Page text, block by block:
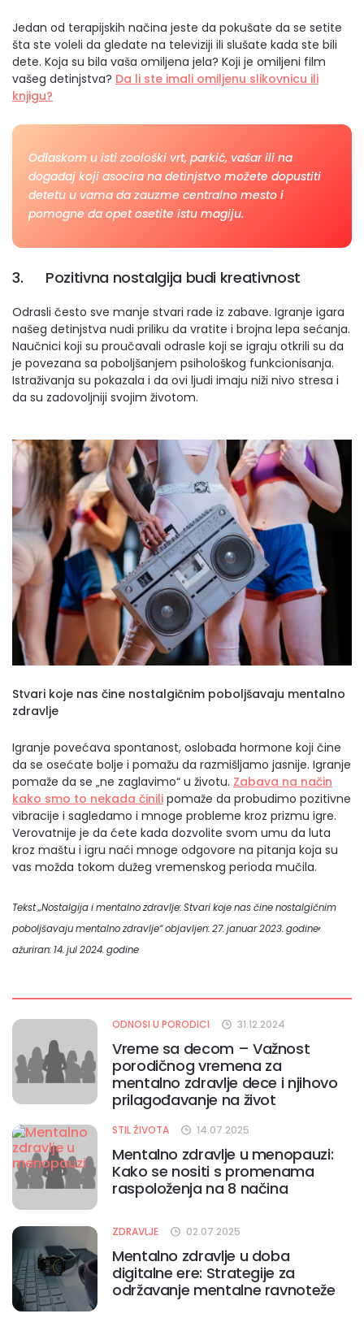
Jedan od terapijskih načina jeste da pokušate da se setite
šta ste voleli da gledate na televiziji ili slušate kada ste bili
dete. Koja su bila vaša omiljena jela? Koji je omiljeni film
vašeg detinjstva? Da li ste imali omiljenu slikovnicu ili
knjigu?
Odlaskom u isti zoološki vrt, parkić, vašar ili na
događaj koji asocira na detinjstvo možete dopustiti
detetu u vama da zauzme centralno mesto i
pomogne da opet osetite istu magiju.
3. Pozitivna nostalgija budi kreativnost
Odrasli često sve manje stvari rade iz zabave. Igranje igara
našeg detinjstva nudi priliku da vratite i brojna lepa sećanja.
Naučnici koji su proučavali odrasle koji se igraju otkrili su da
je povezana sa poboljšanjem psihološkog funkcionisanja.
Istraživanja su pokazala i da ovi ljudi imaju niži nivo stresa i
da su zadovoljniji svojim životom.
Stvari koje nas čine nostalgičnim poboljšavaju mentalno
zdravlje
Igranje povećava spontanost, oslobađa hormone koji čine
da se osećate bolje i pomažu da razmišljamo jasnije. Igranje
pomaže da se „ne zaglavimo“ u životu. Zabava na način
kako smo to nekada činili pomaže da probudimo pozitivne
vibracije i sagledamo i mnoge probleme kroz prizmu igre.
Verovatnije je da ćete kada dozvolite svom umu da luta
kroz maštu i igru naći mnoge odgovore na pitanja koja su
vas možda tokom dužeg vremenskog perioda mučila.
Tekst „Nostalgija i mentalno zdravlje: Stvari koje nas čine nostalgičnim
poboljšavaju mentalno zdravlje“ objavljen: 27. januar 2023. godine,
ažuriran: 14. jul 2024. godine
ODNOSI U PORODICI 31.12.2024
Vreme sa decom – Važnost
porodičnog vremena za
mentalno zdravlje dece i njihovo
prilagođavanje na život
STIL ŽIVOTA 14.07.2025
Mentalno zdravlje u menopauzi:
Kako se nositi s promenama
raspoloženja na 8 načina
ZDRAVLJE 02.07.2025
Mentalno zdravlje u doba
digitalne ere: Strategije za
održavanje mentalne ravnoteže